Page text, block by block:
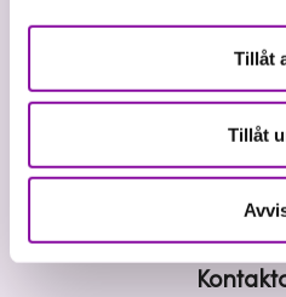
Tillåt
Tillåt
Våra
Kunskap och